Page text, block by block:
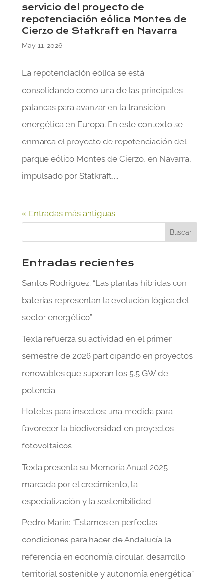
servicio del proyecto de
repotenciación eólica Montes de
Cierzo de Statkraft en Navarra
May 11, 2026
La repotenciación eólica se está
consolidando como una de las principales
palancas para avanzar en la transición
energética en Europa. En este contexto se
enmarca el proyecto de repotenciación del
parque eólico Montes de Cierzo, en Navarra,
impulsado por Statkraft,...
« Entradas más antiguas
Entradas recientes
Santos Rodríguez: “Las plantas híbridas con
baterías representan la evolución lógica del
sector energético”
Texla refuerza su actividad en el primer
semestre de 2026 participando en proyectos
renovables que superan los 5,5 GW de
potencia
Hoteles para insectos: una medida para
favorecer la biodiversidad en proyectos
fotovoltaicos
Texla presenta su Memoria Anual 2025
marcada por el crecimiento, la
especialización y la sostenibilidad
Pedro Marín: “Estamos en perfectas
condiciones para hacer de Andalucía la
referencia en economía circular, desarrollo
territorial sostenible y autonomía energética”